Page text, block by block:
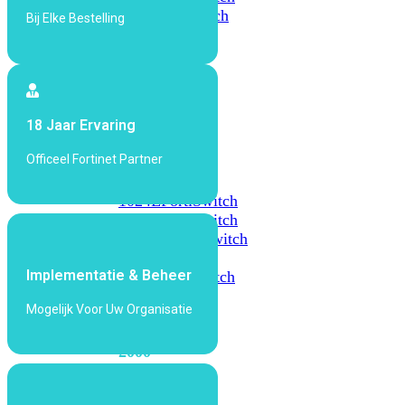
648F
FortiSwitch
1000
1024EFortiSwitch
FortiSwitch
FortiSwitch
FPOEFortiSwitch
2000
Bij Elke Bestelling
18 Jaar Ervaring
Officeel Fortinet Partner
Implementatie & Beheer
Mogelijk Voor Uw Organisatie